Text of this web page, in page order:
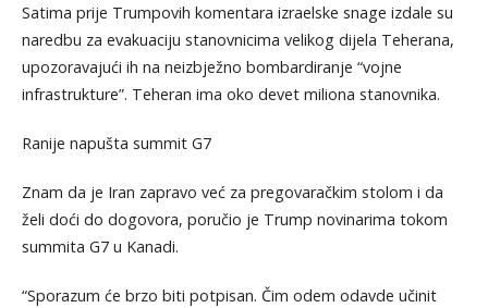
Satima prije Trumpovih komentara izraelske snage izdale su
naredbu za evakuaciju stanovnicima velikog dijela Teherana,
upozoravajući ih na neizbježno bombardiranje “vojne
infrastrukture”. Teheran ima oko devet miliona stanovnika.
Ranije napušta summit G7
Znam da je Iran zapravo već za pregovaračkim stolom i da
želi doći do dogovora, poručio je Trump novinarima tokom
summita G7 u Kanadi.
“Sporazum će brzo biti potpisan. Čim odem odavde učinit